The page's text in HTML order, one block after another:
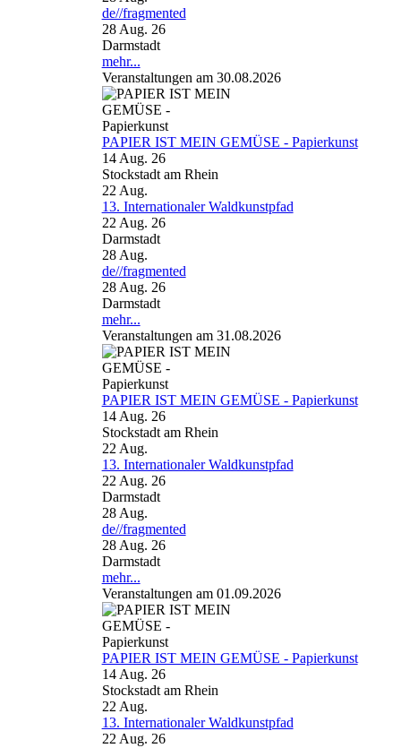
de//fragmented
28 Aug. 26
Darmstadt
mehr...
Veranstaltungen am 30.08.2026
PAPIER IST MEIN GEMÜSE - Papierkunst
14 Aug. 26
Stockstadt am Rhein
22 Aug.
13. Internationaler Waldkunstpfad
22 Aug. 26
Darmstadt
28 Aug.
de//fragmented
28 Aug. 26
Darmstadt
mehr...
Veranstaltungen am 31.08.2026
PAPIER IST MEIN GEMÜSE - Papierkunst
14 Aug. 26
Stockstadt am Rhein
22 Aug.
13. Internationaler Waldkunstpfad
22 Aug. 26
Darmstadt
28 Aug.
de//fragmented
28 Aug. 26
Darmstadt
mehr...
Veranstaltungen am 01.09.2026
PAPIER IST MEIN GEMÜSE - Papierkunst
14 Aug. 26
Stockstadt am Rhein
22 Aug.
13. Internationaler Waldkunstpfad
22 Aug. 26